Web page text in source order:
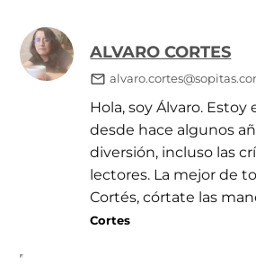
ALVARO CORTES
Hola, soy Álvaro. Estoy
desde hace algunos
diversión, incluso las
lectores. La mejor de
Cortés, córtate las
Cortes